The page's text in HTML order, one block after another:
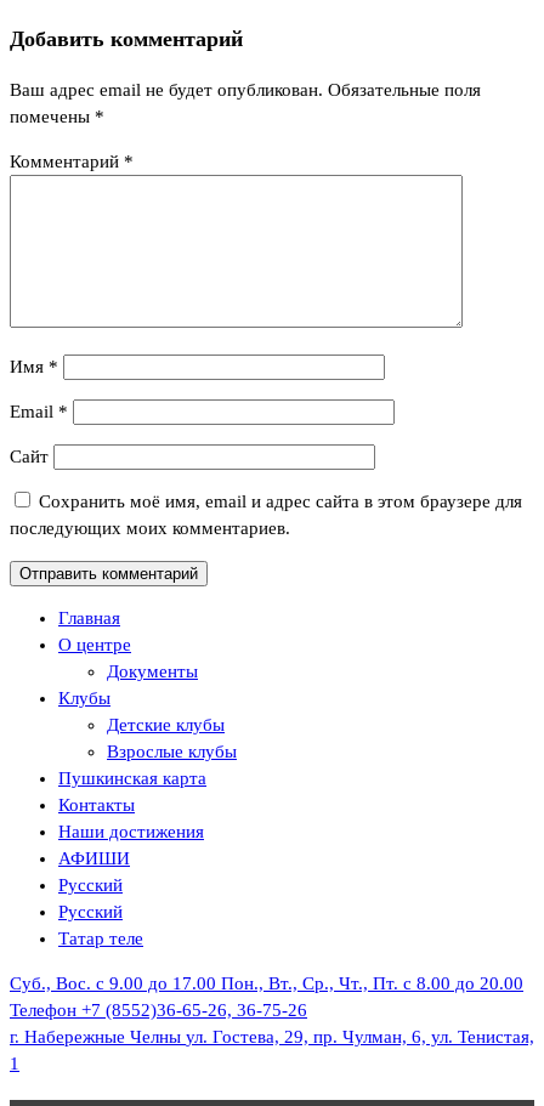
Добавить комментарий
Ваш адрес email не будет опубликован. Обязательные поля
помечены *
Комментарий *
Имя *
Email *
Сайт
Сохранить моё имя, email и адрес сайта в этом браузере для
последующих моих комментариев.
Главная
О центре
Документы
Клубы
Детские клубы
Взрослые клубы
Пушкинская карта
Контакты
Наши достижения
АФИШИ
Русский
Русский
Татар теле
Суб., Вос. с 9.00 до 17.00 Пон., Вт., Ср., Чт., Пт. с 8.00 до 20.00
Телефон +7 (8552)36-65-26, 36-75-26
г. Набережные Челны ул. Гостева, 29, пр. Чулман, 6, ул. Тенистая,
1